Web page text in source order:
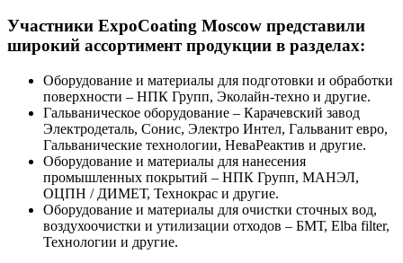
Участники ExpoCoating Moscow представили
широкий ассортимент продукции в разделах:
Оборудование и материалы для подготовки и обработки
поверхности – НПК Групп, Эколайн-техно и другие.
Гальваническое оборудование – Карачевский завод
Электродеталь, Сонис, Электро Интел, Гальванит евро,
Гальванические технологии, НеваРеактив и другие.
Оборудование и материалы для нанесения
промышленных покрытий – НПК Групп, МАНЭЛ,
ОЦПН / ДИМЕТ, Технокрас и другие.
Оборудование и материалы для очистки сточных вод,
воздухоочистки и утилизации отходов – БМТ, Elba filter,
Технологии и другие.